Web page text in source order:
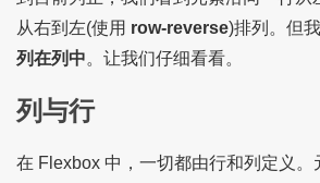
从右到左(使用 row-reverse)排列。但
列在列中。让我们仔细看看。
列与行
在 Flexbox 中，一切都由行和列定义。